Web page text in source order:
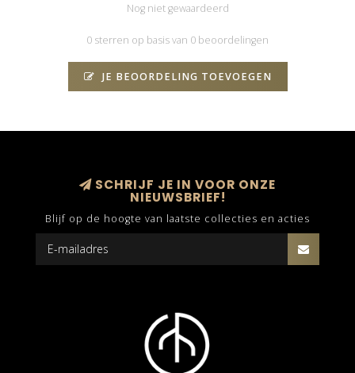
Nog niet gewaardeerd
0 sterren op basis van 0 beoordelingen
JE BEOORDELING TOEVOEGEN
SCHRIJF JE IN VOOR ONZE
NIEUWSBRIEF!
Blijf op de hoogte van laatste collecties en acties